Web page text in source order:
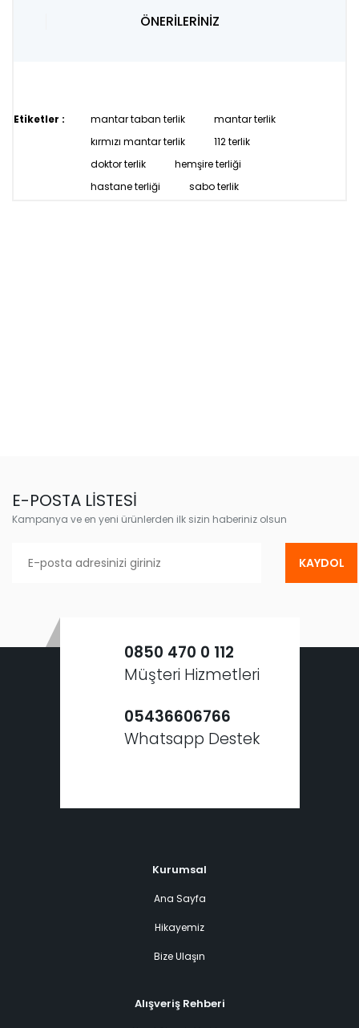
ÖNERİLERİNİZ
Etiketler : mantar taban terlik
mantar terlik
kırmızı mantar terlik
112 terlik
doktor terlik
hemşire terliği
hastane terliği
sabo terlik
E-POSTA LİSTESİ
Kampanya ve en yeni ürünlerden ilk sizin haberiniz olsun
KAYDOL
0850 470 0 112
Müşteri Hizmetleri
05436606766
Whatsapp Destek
Kurumsal
Ana Sayfa
Hikayemiz
Bize Ulaşın
Alışveriş Rehberi